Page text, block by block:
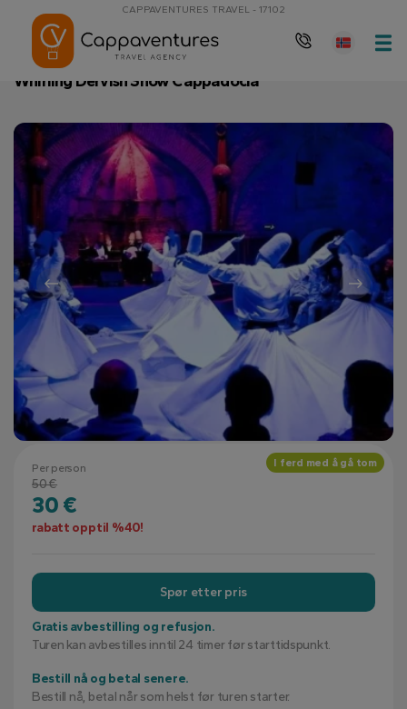
CAPPAVENTURES TRAVEL - 17102
Hovedside
Whirling Dervish Show Cappadocia
Per person
50 €
30 €
rabatt opptil %40!
I ferd med å gå tom
Spør etter pris
Gratis avbestilling og refusjon.
Turen kan avbestilles inntil 24 timer før starttidspunkt.
Bestill nå og betal senere.
Bestill nå, betal når som helst før turen starter.